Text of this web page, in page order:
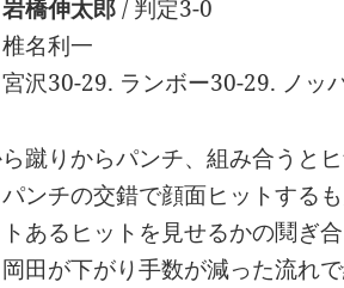
橋伸太郎/ 判定3-0
名利一
沢30-29. ランボー30-29. ノッ
蹴りからパンチ、組み合うと
ンチの交錯で顔面ヒットする
あるヒットを見せるかの鬩ぎ
田が下がり手数が減った流れ